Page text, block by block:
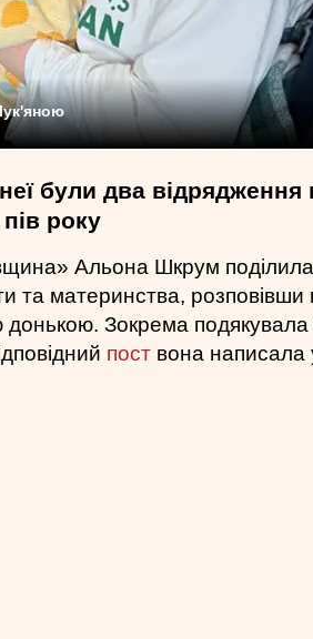
були два відрядження
року
Альона Шкрум
та материнства, розповівши
Зокрема подякувала
пост вона написала